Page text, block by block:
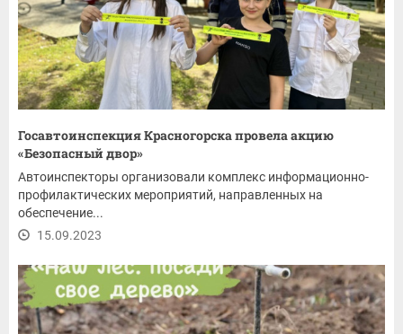
Госавтоинспекция Красногорска провела акцию
«Безопасный двор»
Автоинспекторы организовали комплекс информационно-
профилактических мероприятий, направленных на
обеспечение...
15.09.2023